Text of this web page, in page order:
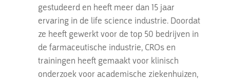
gestudeerd en heeft meer dan 15 jaar
ervaring in de life science industrie. Doordat
ze heeft gewerkt voor de top 50 bedrijven in
de farmaceutische industrie, CROs en
trainingen heeft gemaakt voor klinisch
onderzoek voor academische ziekenhuizen,